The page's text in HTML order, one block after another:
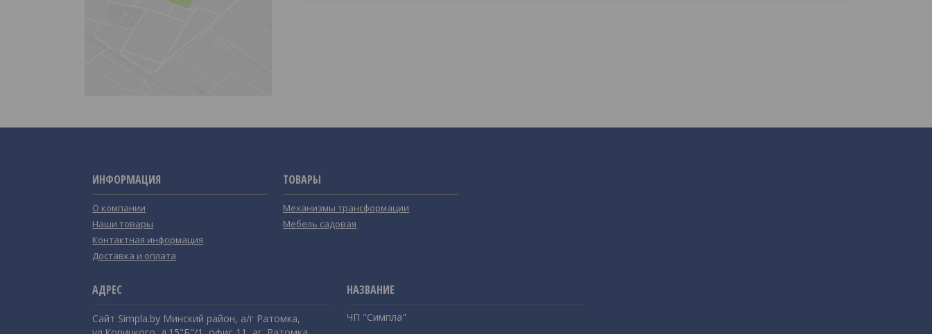
ИНФОРМАЦИЯ
О компании
Наши товары
Контактная информация
Доставка и оплата
ТОВАРЫ
Механизмы трансформации
Мебель садовая
Сайт Simpla.by Минский район, а/г Ратомка,
ЧП "Симпла"